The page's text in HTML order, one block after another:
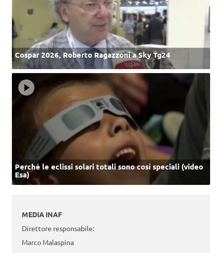
Cospar 2026, Roberto Ragazzoni a Sky Tg24
Perché le eclissi solari totali sono così speciali (video
Esa)
MEDIA INAF
Direttore responsabile:
Marco Malaspina